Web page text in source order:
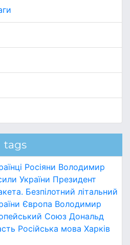
tags
Росіяни Володимир
України Президент
Безпілотний літальний
Європа Володимир
Союз Дональд
Російська мова Харків